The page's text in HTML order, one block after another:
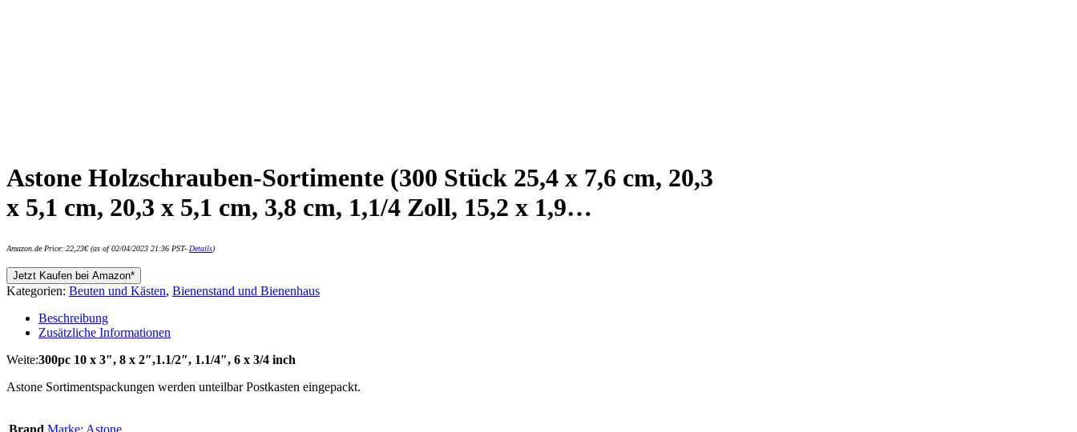
Astone Holzschrauben-Sortimente (300 Stück 25,4 x 7,6 cm, 20,3
x 5,1 cm, 20,3 x 5,1 cm, 3,8 cm, 1,1/4 Zoll, 15,2 x 1,9…
Amazon.de Price: 22,23€(as of 02/04/2023 21:36 PST- Details)
Jetzt Kaufen bei Amazon*
Kategorien: Beuten und Kästen, Bienenstand und Bienenhaus
Beschreibung
Zusätzliche Informationen
Weite:300pc 10 x 3″, 8 x 2″,1.1/2″, 1.1/4″, 6 x 3/4 inch
Astone Sortimentspackungen werden unteilbar Postkasten eingepackt.
Brand Marke: Astone